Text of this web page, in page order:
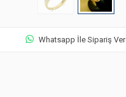
Whatsapp İle Sipariş Ver